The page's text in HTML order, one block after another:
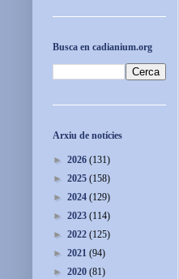
Busca en cadianium.org
Arxiu de notícies
► 2026 (131)
► 2025 (158)
► 2024 (129)
► 2023 (114)
► 2022 (125)
► 2021 (94)
► 2020 (81)